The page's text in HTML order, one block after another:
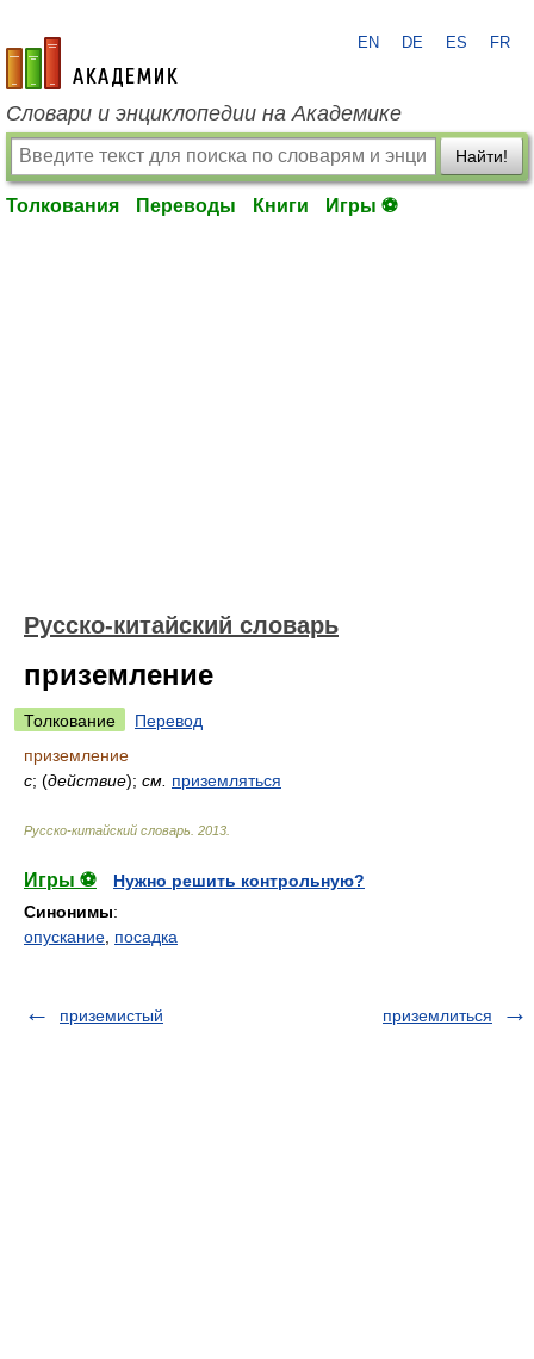
academic.ru
EN DE ES FR
Словари и энциклопедии на Академике
Найти!
Толкования Переводы Книги Игры ⚽
Русско-китайский словарь
приземление
Толкование
Перевод
приземление
с; (действие); см. приземляться
Русско-китайский словарь 2013
Игры ⚽
Нужно решить контрольную?
Синонимы:
опускание посадка
приземистый приземлиться